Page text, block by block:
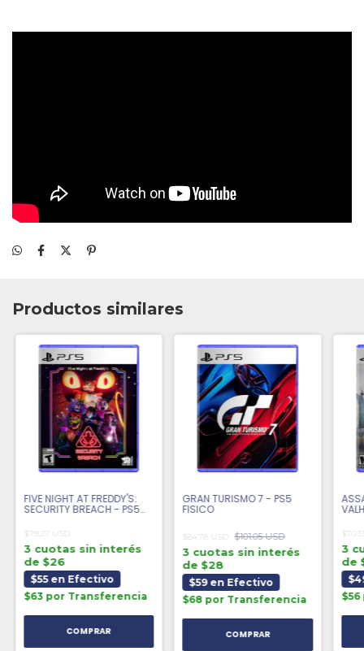
Productos similares
FIVE NIGHT AT FREDDY'S:
SECURITY BREACH - PS5
$79.27 USD
3 cuotas sin interés
de $26
$55 en Efectivo
$63 por Transferencia
GRAN TURISMO 7 - PS5
FISICO
$84.78 USD $101.05 USD
3 cuotas sin interés
de $28
$59 en Efectivo
$68 por Transferencia
3
de